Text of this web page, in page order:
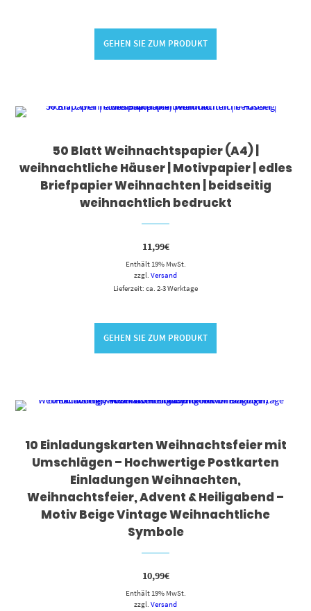
GEHEN SIE ZUM PRODUKT
50 Blatt Weihnachtspapier (A4) |
weihnachtliche Häuser | Motivpapier | edles
Briefpapier Weihnachten | beidseitig
weihnachtlich bedruckt
11,99€
Enthält 19% MwSt.
zzgl. Versand
Lieferzeit: ca. 2-3 Werktage
GEHEN SIE ZUM PRODUKT
10 Einladungskarten Weihnachtsfeier mit
Umschlägen – Hochwertige Postkarten
Einladungen Weihnachten,
Weihnachtsfeier, Advent & Heiligabend –
Motiv Beige Vintage Weihnachtliche
Symbole
10,99€
Enthält 19% MwSt.
zzgl. Versand